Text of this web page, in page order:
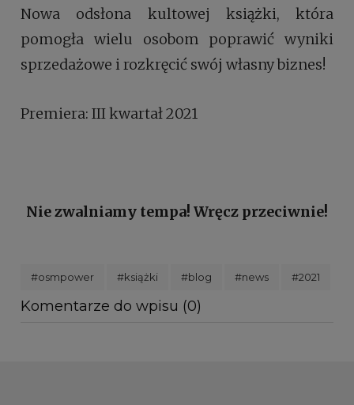
Nowa odsłona kultowej książki, która
pomogła wielu osobom poprawić wyniki
sprzedażowe i rozkręcić swój własny biznes!
Premiera: III kwartał 2021
Nie zwalniamy tempa! Wręcz przeciwnie!
#osmpower #książki #blog #news #2021
Komentarze do wpisu (0)